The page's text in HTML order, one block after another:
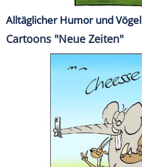
Alltäglicher Humor und Vögel
Cartoons "Neue Zeiten"